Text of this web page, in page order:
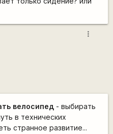
more_vert
велосипед- выбирать
в технических
странное развитие...